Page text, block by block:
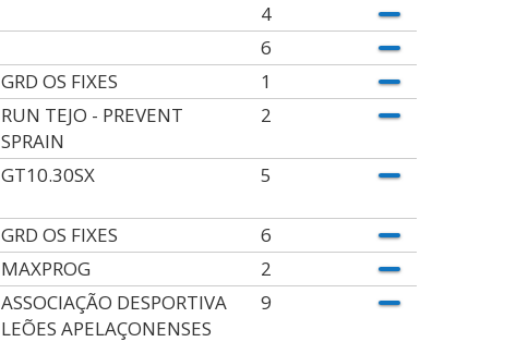
4
6
GRD OS FIXES
1
RUN TEJO - PREVENT
SPRAIN
2
GT10.30SX 5
GRD OS FIXES
6
MAXPROG
2
ASSOCIAÇÃO DESPORTIVA
LEÕES APELAÇONENSES
9